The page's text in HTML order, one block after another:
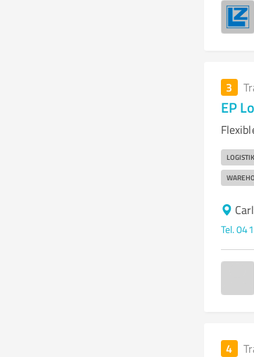
3
EP
LOGISTIK
Tel.
4